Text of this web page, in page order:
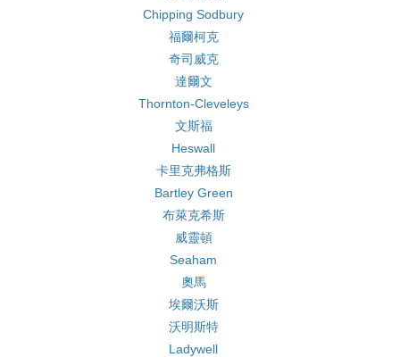
Chipping Sodbury
福爾柯克
奇司威克
達爾文
Thornton-Cleveleys
文斯福
Heswall
卡里克弗格斯
Bartley Green
布萊克希斯
威靈頓
Seaham
奧馬
埃爾沃斯
沃明斯特
Ladywell